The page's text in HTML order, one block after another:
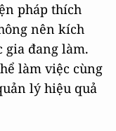
pháp thích
nên kích
gia đang làm.
làm việc cùng
lý hiệu quả